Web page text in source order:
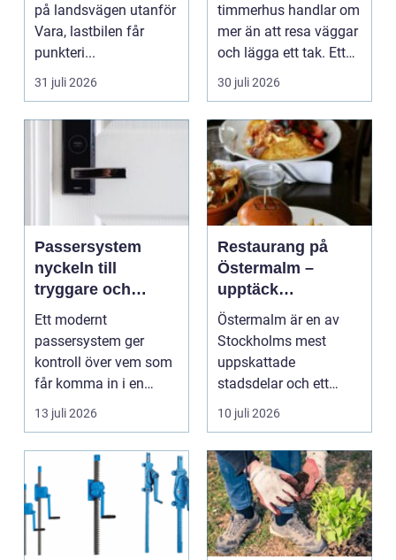
på landsvägen utanför
Vara, lastbilen får
punkteri...
31 juli 2026
timmerhus handlar om
mer än att resa väggar
och lägga ett tak. Ett
timmerhus är ett lå...
30 juli 2026
Passersystem
nyckeln till
tryggare och
smidigare tillträde
Ett modernt
passersystem ger
kontroll över vem som
får komma in i en
byggnad, när de får
komma in oc...
13 juli 2026
Restaurang på
Östermalm –
upptäck
matupplevelser i
en av Stockholms
mest attraktiva
stadsdelar
Östermalm är en av
Stockholms mest
uppskattade
stadsdelar och ett
självklart val f&ou...
10 juli 2026